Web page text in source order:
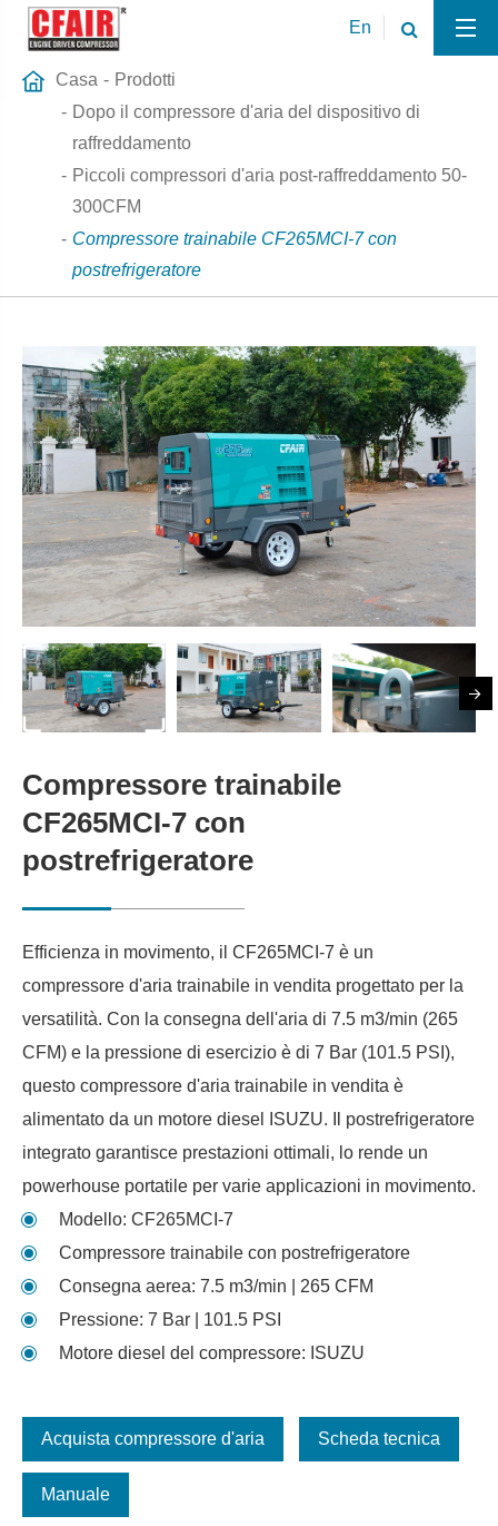
En
Casa
Prodotti
Dopo il compressore d'aria del dispositivo di
raffreddamento
Piccoli compressori d'aria post-raffreddamento 50-
300CFM
Compressore trainabile CF265MCI-7 con
postrefrigeratore
Compressore trainabile
CF265MCI-7 con
postrefrigeratore
Efficienza in movimento, il CF265MCI-7 è un
compressore d'aria trainabile in vendita progettato per la
versatilità. Con la consegna dell'aria di 7.5 m3/min (265
CFM) e la pressione di esercizio è di 7 Bar (101.5 PSI),
questo compressore d'aria trainabile in vendita è
alimentato da un motore diesel ISUZU. Il postrefrigeratore
integrato garantisce prestazioni ottimali, lo rende un
powerhouse portatile per varie applicazioni in movimento.
Modello: CF265MCI-7
Compressore trainabile con postrefrigeratore
Consegna aerea: 7.5 m3/min | 265 CFM
Pressione: 7 Bar | 101.5 PSI
Motore diesel del compressore: ISUZU
Acquista compressore d'aria Scheda tecnica
Manuale